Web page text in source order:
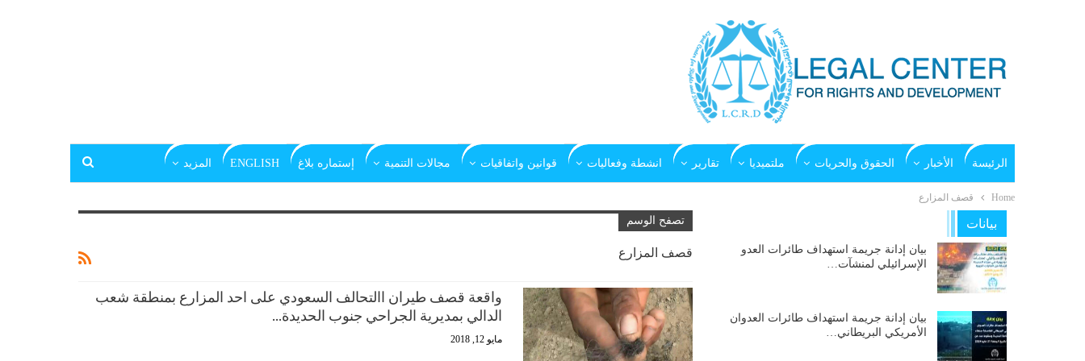
الرئيسة الأخبار الحقوق والحريات ملتميديا تقارير انشطة وفعاليات قوانين واتفاقيات مجالات التنمية إستماره بلاغ ENGLISH المزيد
Home قصف المزارع
تصفح الوسم
قصف المزارع
واقعة قصف طيران االتحالف السعودي على احد المزارع بمنطقة شعب
الدالي بمديرية الجراحي جنوب الحديدة…
مايو 12, 2018
بيانات
بيان إدانة جريمة استهداف طائرات العدو
الإسرائيلي لمنشآت…
بيان إدانة جريمة استهداف طائرات العدوان
الأمريكي البريطاني…